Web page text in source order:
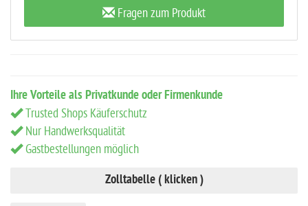
Fragen zum Produkt
Ihre Vorteile als Privatkunde oder Firmenkunde
Trusted Shops Käuferschutz
Nur Handwerksqualität
Gastbestellungen möglich
Zolltabelle ( klicken )